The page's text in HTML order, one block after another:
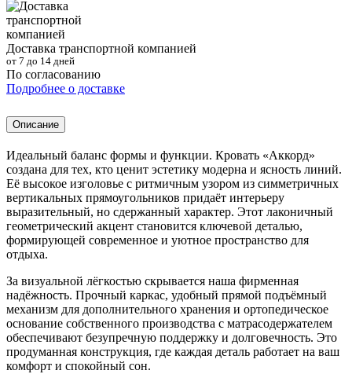
Доставка транспортной компанией
от 7 до 14 дней
По согласованию
Подробнее о доставке
Описание
Идеальный баланс формы и функции. Кровать «Аккорд»
создана для тех, кто ценит эстетику модерна и ясность линий.
Её высокое изголовье с ритмичным узором из симметричных
вертикальных прямоугольников придаёт интерьеру
выразительный, но сдержанный характер. Этот лаконичный
геометрический акцент становится ключевой деталью,
формирующей современное и уютное пространство для
отдыха.
За визуальной лёгкостью скрывается наша фирменная
надёжность. Прочный каркас, удобный прямой подъёмный
механизм для дополнительного хранения и ортопедическое
основание собственного производства с матрасодержателем
обеспечивают безупречную поддержку и долговечность. Это
продуманная конструкция, где каждая деталь работает на ваш
комфорт и спокойный сон.